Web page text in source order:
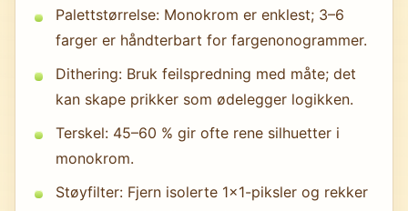
Palettstørrelse: Monokrom er enklest; 3–6
farger er håndterbart for fargenonogrammer.
Dithering: Bruk feilspredning med måte; det
kan skape prikker som ødelegger logikken.
Terskel: 45–60 % gir ofte rene silhuetter i
monokrom.
Støyfilter: Fjern isolerte 1×1-piksler og rekker